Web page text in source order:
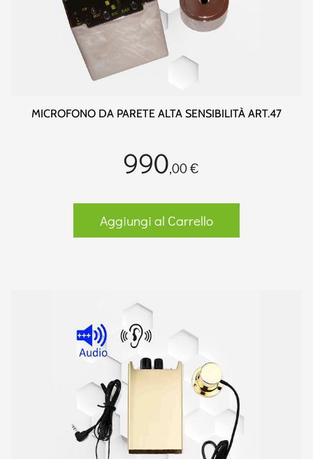
MICROFONO DA PARETE ALTA SENSIBILITÀ ART.47
990,00 €
Aggiungi al Carrello